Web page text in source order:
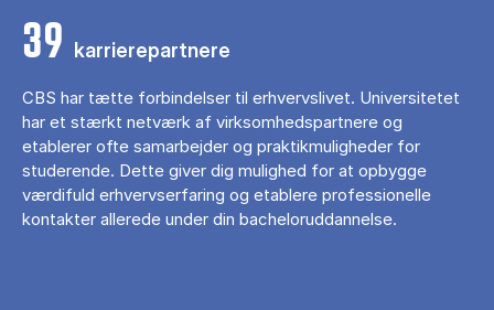
39 karrierepartnere
CBS har tætte forbindelser til erhvervslivet. Universitetet
har et stærkt netværk af virksomhedspartnere og
etablerer ofte samarbejder og praktikmuligheder for
studerende. Dette giver dig mulighed for at opbygge
værdifuld erhvervserfaring og etablere professionelle
kontakter allerede under din bacheloruddannelse.